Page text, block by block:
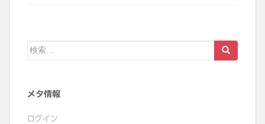
検
メタ情報
ログイン